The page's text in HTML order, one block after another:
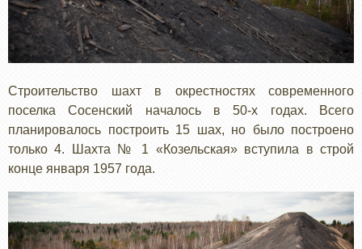
Строительство шахт в окрестностях современного
поселка Сосенский началось в 50-х годах. Всего
планировалось построить 15 шах, но было построено
только 4. Шахта № 1 «Козельская» вступила в строй
конце января 1957 года.